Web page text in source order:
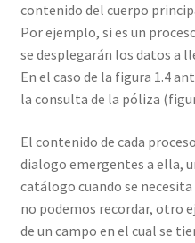
contenido del cuerpo
Por ejemplo, si es un
se desplegarán los datos a
En el caso de la figura 1.4
la consulta de la póliza
El contenido de cada
dialogo emergentes a ella,
catálogo cuando se
no podemos recordar, otro
de un campo en el cual se